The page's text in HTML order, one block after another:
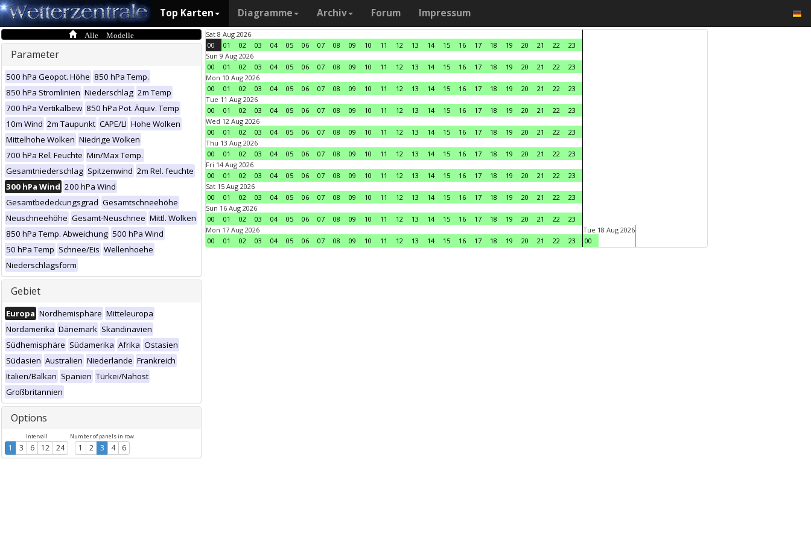
Top Karten Diagramme Archiv Forum Impressum
Alle Modelle
Parameter
500 hPa Geopot. Höhe 850 hPa Temp.
850 hPa Stromlinien Niederschlag 2m Temp
700 hPa Vertikalbew 850 hPa Pot. Äquiv. Temp
10m Wind 2m Taupunkt CAPE/LI Hohe Wolken
Mittelhohe Wolken Niedrige Wolken
700 hPa Rel. Feuchte Min/Max Temp.
Gesamtniederschlag Spitzenwind 2m Rel. feuchte
300 hPa Wind 200 hPa Wind
Gesamtbedeckungsgrad Gesamtschneehöhe
Neuschneehöhe Gesamt-Neuschnee Mittl. Wolken
850 hPa Temp. Abweichung 500 hPa Wind
50 hPa Temp Schnee/Eis Wellenhoehe
Niederschlagsform
Gebiet
Europa Nordhemisphäre Mitteleuropa
Nordamerika Dänemark Skandinavien
Südhemisphäre Südamerika Afrika Ostasien
Südasien Australien Niederlande Frankreich
Italien/Balkan Spanien Türkei/Nahost
Großbritannien
Options
Intervall
1 3 6 12 24
Number of panels in row
1 2 3 4 6
Sat 8 Aug 2026
00
01 02 03 04 05 06 07 08 09 10 11 12 13 14 15 16 17 18 19 20 21 22
23
Sun 9 Aug 2026
00
01 02 03 04 05 06 07 08 09 10 11 12 13 14 15 16 17 18 19 20 21 22
23
Mon 10 Aug 2026
00
01 02 03 04 05 06 07 08 09 10 11 12 13 14 15 16 17 18 19 20 21 22
23
Tue 11 Aug 2026
00
01 02 03 04 05 06 07 08 09 10 11 12 13 14 15 16 17 18 19 20 21 22
23
Wed 12 Aug 2026
00
01 02 03 04 05 06 07 08 09 10 11 12 13 14 15 16 17 18 19 20 21 22
23
Thu 13 Aug 2026
00
01 02 03 04 05 06 07 08 09 10 11 12 13 14 15 16 17 18 19 20 21 22
23
Fri 14 Aug 2026
00
01 02 03 04 05 06 07 08 09 10 11 12 13 14 15 16 17 18 19 20 21 22
23
Sat 15 Aug 2026
00
01 02 03 04 05 06 07 08 09 10 11 12 13 14 15 16 17 18 19 20 21 22
23
Sun 16 Aug 2026
00
01 02 03 04 05 06 07 08 09 10 11 12 13 14 15 16 17 18 19 20 21 22
23
Mon 17 Aug 2026
00
01 02 03 04 05 06 07 08 09 10 11 12 13 14 15 16 17 18 19 20 21 22 23
Tue 18 Aug 2026
00